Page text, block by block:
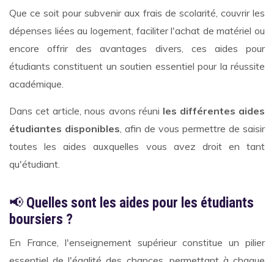
Que ce soit pour subvenir aux frais de scolarité, couvrir les
dépenses liées au logement, faciliter l'achat de matériel ou
encore offrir des avantages divers, ces aides pour
étudiants constituent un soutien essentiel pour la réussite
académique.
Dans cet article, nous avons réuni les différentes aides
étudiantes disponibles, afin de vous permettre de saisir
toutes les aides auxquelles vous avez droit en tant
qu'étudiant.
📢 Quelles sont les aides pour les étudiants
boursiers ?
En France, l'enseignement supérieur constitue un pilier